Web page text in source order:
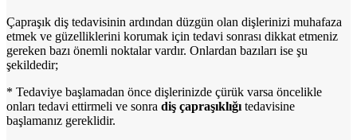
Çapraşık diş tedavisinin ardından düzgün olan dişlerinizi muhafaza
etmek ve güzelliklerini korumak için tedavi sonrası dikkat etmeniz
gereken bazı önemli noktalar vardır. Onlardan bazıları ise şu
şekildedir;
* Tedaviye başlamadan önce dişlerinizde çürük varsa öncelikle
onları tedavi ettirmeli ve sonra diş çapraşıklığı tedavisine
başlamanız gereklidir.